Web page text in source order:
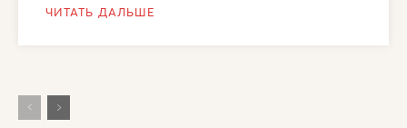
ЧИТАТЬ ДАЛЬШЕ